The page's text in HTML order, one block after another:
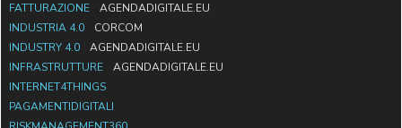
FATTURAZIONE
AGENDADIGITALE.EU
INDUSTRIA 4.0
CORCOM
INDUSTRY 4.0
AGENDADIGITALE.EU
INFRASTRUTTURE
AGENDADIGITALE.EU
INTERNET4THINGS
PAGAMENTIDIGITALI